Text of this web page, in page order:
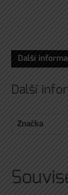
Další
Další
Značka